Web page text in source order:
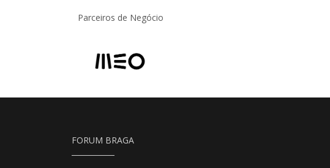
Parceiros de Negócio
FORUM BRAGA